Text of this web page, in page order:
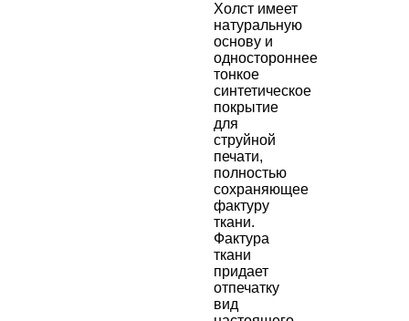
Холст имеет
натуральную
основу и
одностороннее
тонкое
синтетическое
покрытие
для
струйной
печати,
полностью
сохраняющее
фактуру
ткани.
Фактура
ткани
придает
отпечатку
вид